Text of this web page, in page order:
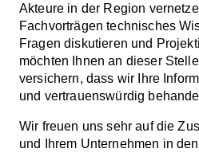
Akteure in der Region
Fachvorträgen technisches
Fragen diskutieren und
möchten Ihnen an dieser
versichern, dass wir Ihre
und vertrauenswürdig
Wir freuen uns sehr auf die
und Ihrem Unternehmen in